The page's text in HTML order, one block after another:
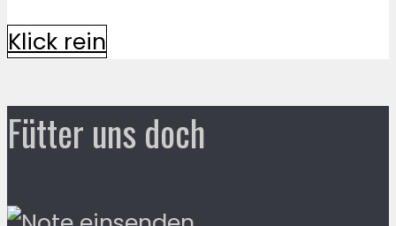
Klick rein
Fütter uns doch